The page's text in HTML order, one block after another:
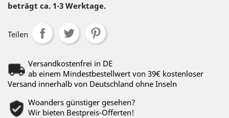
beträgt ca. 1-3 Werktage.
Teilen
Versandkostenfrei in DE
ab einem Mindestbestellwert von 39€ kostenloser
Versand innerhalb von Deutschland ohne Inseln
Woanders günstiger gesehen?
Wir bieten Bestpreis-Offerten!